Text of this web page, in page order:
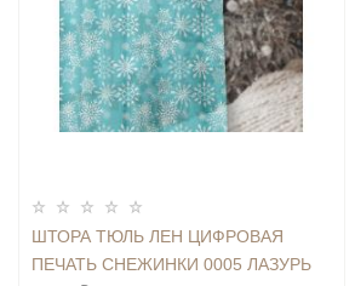
ШТОРА ТЮЛЬ ЛЕН ЦИФРОВАЯ
ПЕЧАТЬ СНЕЖИНКИ 0005 ЛАЗУРЬ